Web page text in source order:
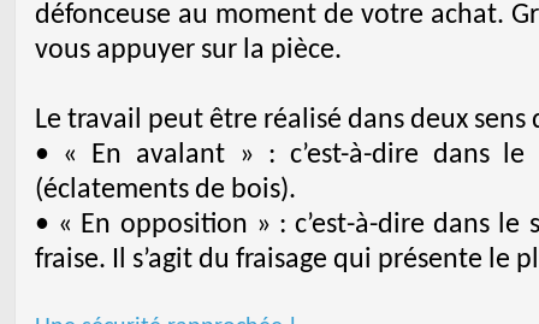
défonceuse au moment de votre achat.
vous appuyer sur la pièce.
Le travail peut être réalisé dans deux sens
• « En avalant » : c’est-à-dire dans
(éclatements de bois).
• « En opposition » : c’est-à-dire dans
fraise. Il s’agit du fraisage qui présente le